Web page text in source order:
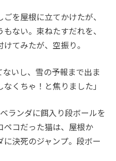
を屋根に立てかけたが、
ない。束ねたすだれを、
てみたが、空振り。
ないし、雪の予報まで出ま
くちゃ！と焦りました」
ランダに餌入り段ボールを
ペコだった猫は、屋根か
決死のジャンプ。段ボー